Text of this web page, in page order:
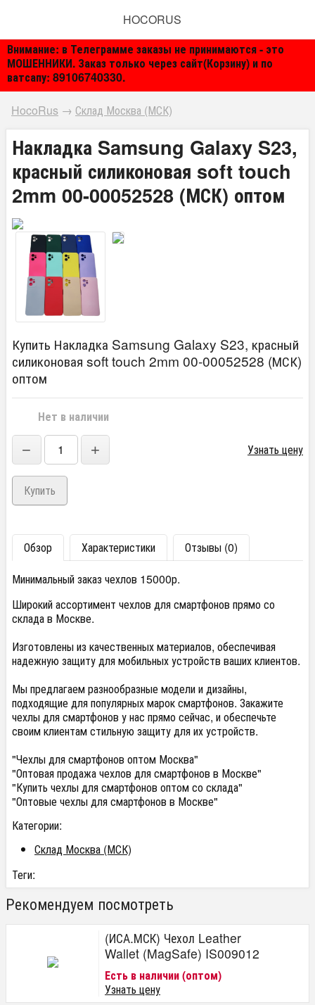
Внимание: в Телеграмме заказы не принимаются - это
МОШЕННИКИ. Заказ только через сайт(Корзину) и по
ватсапу: 89106740330.
HOCORUS
HocoRus → Склад Москва (МСК)
Накладка Samsung Galaxy S23,
красный силиконовая soft touch
2mm 00-00052528 (МСК) оптом
Купить Накладка Samsung Galaxy S23, красный
силиконовая soft touch 2mm 00-00052528 (МСК)
оптом
Нет в наличии
− + Узнать цену
Обзор Характеристики
Отзывы (0)
Минимальный заказ чехлов 15000р.
Широкий ассортимент чехлов для смартфонов прямо со
склада в Москве.
Изготовлены из качественных материалов, обеспечивая
надежную защиту для мобильных устройств ваших клиентов.
Мы предлагаем разнообразные модели и дизайны,
подходящие для популярных марок смартфонов. Закажите
чехлы для смартфонов у нас прямо сейчас, и обеспечьте
своим клиентам стильную защиту для их устройств.
"Чехлы для смартфонов оптом Москва"
"Оптовая продажа чехлов для смартфонов в Москве"
"Купить чехлы для смартфонов оптом со склада"
"Оптовые чехлы для смартфонов в Москве"
Категории:
Склад Москва (МСК)
Теги:
Рекомендуем посмотреть
(ИСА.МСК) Чехол Leather
Wallet (MagSafe) IS009012
Есть в наличии (оптом)
Узнать цену